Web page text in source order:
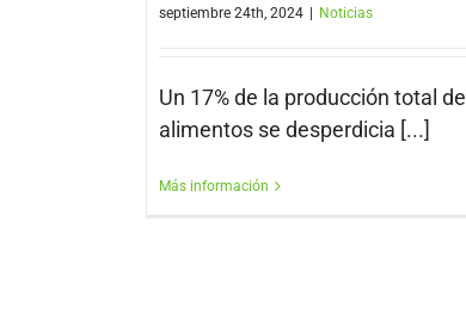
septiembre 24th, 2024 Noticias
Un 17% de la producción total de
alimentos se desperdicia [...]
Más información